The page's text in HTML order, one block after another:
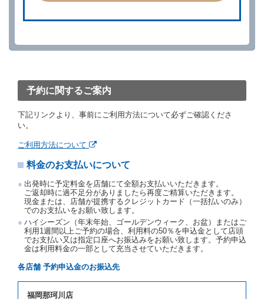
ができます。
を１時間以上経過してもレンタカー貸渡契約（以下
約取消手数料を当社に支払うものとし、当社は、この
予約取消手数料の支払いがあったときは、受領済の予
約申込金を借受人に返還するものとします。
当社の都合により、予約が取り消されたとき、又は貸
約申込金を返還するものとします。
若しくは当社のいずれの責にもよらない事由により貸
たものとします。この場合、当社は受領済の予約申込
金を返還するものとします。
第５条（代替レンタカー）
当社は、借受人から予約のあった車種クラスのレンタ
カーを貸し渡すことができないときは、予約と異なる
車種クラスのレンタカー（以下「代替レンタカー」と
いいます。）の貸渡しを申し入れることができるもの
とします。
クラスを除き予約時と同一の借受条件でレンタカー提
予約に関するご案内
下記リンクより、事前にご利用方法について必ずご確認くださ
い。
ご利用方法について
料金のお支払いについて
出発時に予定料金を店舗にて全額お支払いいただきます。
ご返却時に過不足分がありましたら再度ご精算いただきます。
現金または、店舗が提携するクレジットカード（一括払いのみ）
でのお支払いをお願い致します。
ハイシーズン（年末年始、ゴールデンウィーク、お盆）またはご
利用1週間以上ご予約の場合、利用料の50％を申込金として店頭
でお支払い又は指定口座へお振込みをお願い致します。予約申込
金は利用料金の一部として充当させていただきます。
各店舗 予約申込金のお振込先
福岡那珂川店